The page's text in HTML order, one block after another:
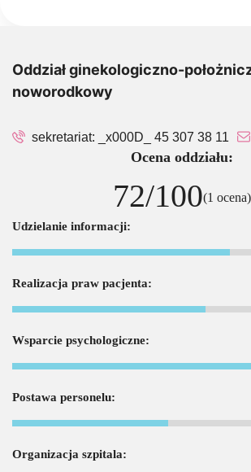
Oddział ginekologiczno-
noworodkowy
sekretariat: _x000D_ 45 307 38 11
Ocena oddziału:
72/100(1 ocena)
Udzielanie informacji:
Realizacja praw pacjenta:
Wsparcie psychologiczne:
Postawa personelu:
Organizacja szpitala: